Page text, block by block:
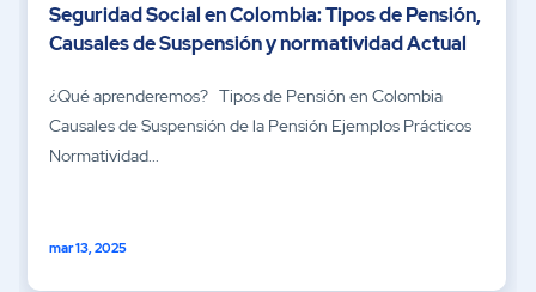
Seguridad Social en Colombia: Tipos de Pensión,
Causales de Suspensión y normatividad Actual
¿Qué aprenderemos? Tipos de Pensión en Colombia
Causales de Suspensión de la Pensión Ejemplos Prácticos
Normatividad...
mar 13, 2025